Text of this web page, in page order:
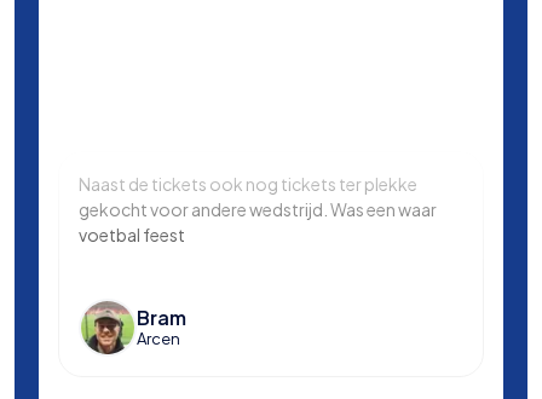
Naast de tickets ook nog tickets ter plekke
gekocht voor andere wedstrijd. Was een waar
voetbal feest
Bram
Arcen